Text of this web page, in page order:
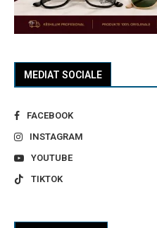
MEDIAT SOCIALE
FACEBOOK
INSTAGRAM
YOUTUBE
TIKTOK